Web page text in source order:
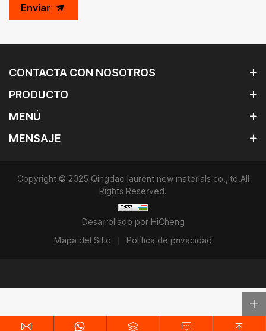
Enviar
CONTACTA CON NOSOTROS
PRODUCTO
MENÚ
MENSAJE
Copyright © 2025 Qingdao laurent new materials co.,ltd.All
Rights Reserved.
Desarrollado por HiCheng
Mapa del Sitio
Política de privacidad